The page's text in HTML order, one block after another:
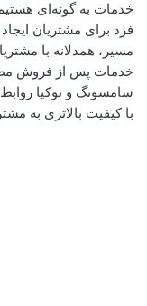
خدمات به گونه‌ای
فرد برای مشتریان
مسیر، همدلانه با
خدمات پس از فروش
سامسونگ و نوکیا روابط
با کیفیت بالاتری به